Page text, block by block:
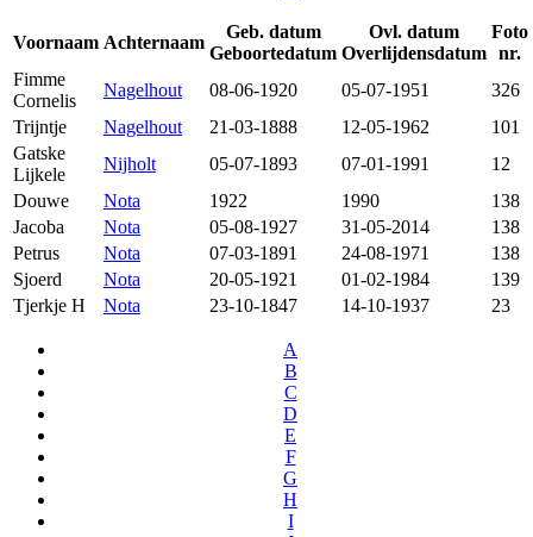
Voornaam Achternaam
Geb. datum
Geboortedatum
Ovl. datum
Overlijdensdatum
Foto
nr.
Fimme
Cornelis
Nagelhout 08-06-1920 05-07-1951
326
Trijntje
Nagelhout 21-03-1888 12-05-1962
101
Gatske
Lijkele
Nijholt 05-07-1893 07-01-1991
12
Douwe
Nota 1922 1990
138
Jacoba
Nota 05-08-1927 31-05-2014
138
Petrus
Nota 07-03-1891 24-08-1971
138
Sjoerd
Nota 20-05-1921 01-02-1984
139
Tjerkje H
Nota 23-10-1847 14-10-1937 23
A
B
C
D
E
F
G
H
I